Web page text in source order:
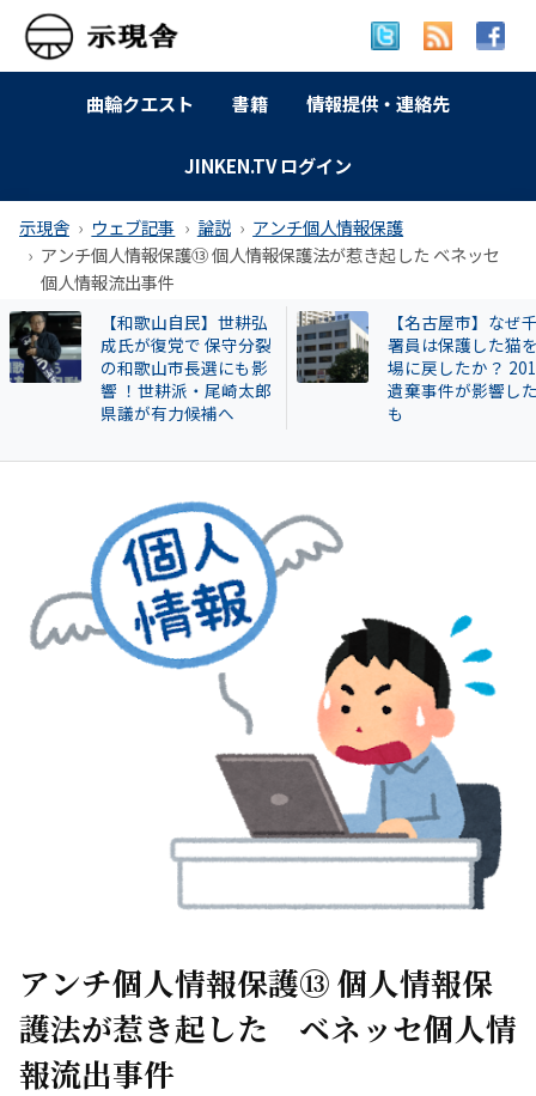
曲輪クエスト 書籍 情報提供・連絡先
JINKEN.TV ログイン
示現舎 ウェブ記事 論説
アンチ個人情報保護
アンチ個人情報保護⑬ 個人情報保護法が惹き起した ベネッセ
個人情報流出事件
【和歌山自民】世耕弘
成氏が復党で 保守分裂
の和歌山市長選にも影
響 ！世耕派・尾崎太郎
県議が有力候補へ
【名古屋市】なぜ
署員は保護した猫
場に戻したか？
遺棄事件が影響し
も
アンチ個人情報保護⑬ 個人情報保
護法が惹き起した ベネッセ個人情
報流出事件